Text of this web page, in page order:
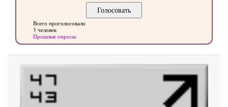
Всего проголосовало
1 человек
Прошлые опросы